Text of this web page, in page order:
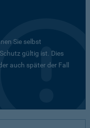
Sie selbst
gültig ist. Dies
auch später der Fall